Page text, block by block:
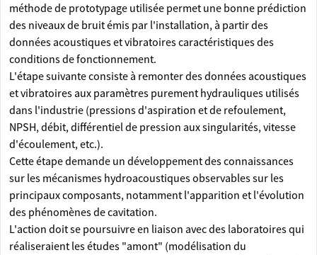
méthode de prototypage utilisée permet une bonne prédiction
des niveaux de bruit émis par l'installation, à partir des
données acoustiques et vibratoires caractéristiques des
conditions de fonctionnement.
L'étape suivante consiste à remonter des données acoustiques
et vibratoires aux paramètres purement hydrauliques utilisés
dans l'industrie (pressions d'aspiration et de refoulement,
NPSH, débit, différentiel de pression aux singularités, vitesse
d'écoulement, etc.).
Cette étape demande un développement des connaissances
sur les mécanismes hydroacoustiques observables sur les
principaux composants, notamment l'apparition et l'évolution
des phénomènes de cavitation.
L'action doit se poursuivre en liaison avec des laboratoires qui
réaliseraient les études "amont" (modélisation du